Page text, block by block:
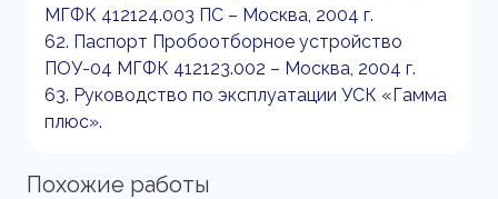
МГФК 412124.003 ПС – Москва, 2004 г.
62. Паспорт Пробоотборное устройство
ПОУ-04 МГФК 412123.002 – Москва, 2004 г.
63. Руководство по эксплуатации УСК «Гамма
плюс».
Похожие работы